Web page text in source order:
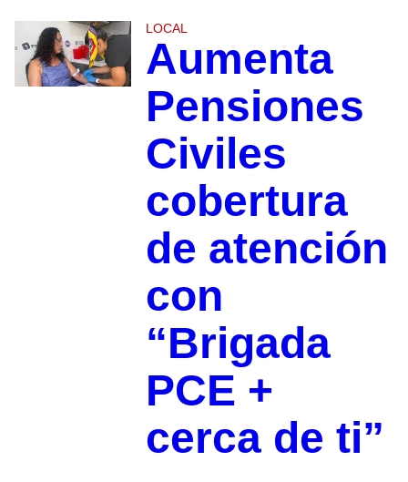
LOCAL
Aumenta
Pensiones
Civiles
cobertura
de atención
con
“Brigada
PCE +
cerca de ti”